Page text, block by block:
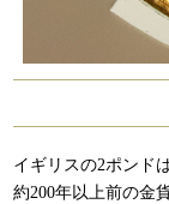
イギリスの2ポンド
約200年以上前の金